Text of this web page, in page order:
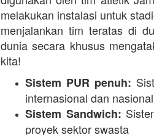
melakukan instalasi untuk
menjalankan tim teratas di
dunia secara khusus
kita!
Sistem PUR penuh:
internasional dan nasional
Sistem Sandwich:
proyek sektor swasta